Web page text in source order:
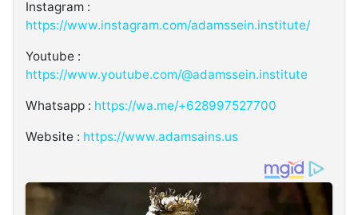
Instagram :
https://www.instagram.com/adamssein.institute/
Youtube :
https://www.youtube.com/@adamssein.institute
Whatsapp : https://wa.me/+628997527700
Website : https://www.adamsains.us